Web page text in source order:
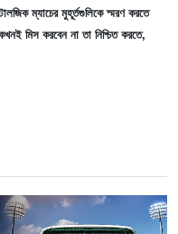
ম্যাচের মুহূর্তগুলিকে স্মরণ করতে
মিস করবেন না তা নিশ্চিত করতে,